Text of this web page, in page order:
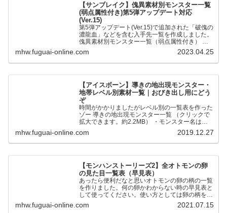
【サンブレイク】傀異素材別モンスター一覧
(弱点属性付き)第5弾アップデート対応
(Ver.15)
第5弾アップデート(Ver.15)で追加された「破傀の
濃龍血」などを含む入手先一覧を作成しました。
傀異素材別モンスター一覧（弱点属性付き） 全
モンスターの傀異化した〇〇素材と弱点属性をま
とめました。…
mhw.fuguai-online.com 2023.04.25
【アイスボーン】導きの地出現モンスター・
地帯レベル別素材一覧｜おびき出し用にどう
ぞ
時間がかかりましたがレベル別の一覧表を作った
ゾー 導きの地出現モンスター一覧 （クリックで
拡大できます。約2.2MB） ・モンスター名は五
十音順です ・●が通常個体、★が歴戦個体です。
・地帯レベルの…
mhw.fuguai-online.com 2019.12.27
【モンハンストーリーズ2】全オトモンの卵
の見た目一覧表（早見表）
あったら便利だなと思いオトモンの卵の柄の一覧
を作りました。何の卵かわからない時の早見表と
して使ってください。使い方としては卵の柄を元
に同じ色合いの卵を探す形です。 2023年1月18
日リオレイア希少種…
mhw.fuguai-online.com 2021.07.15